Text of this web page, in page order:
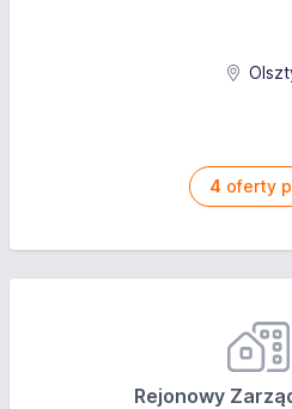
4 oferty
Rejonowy